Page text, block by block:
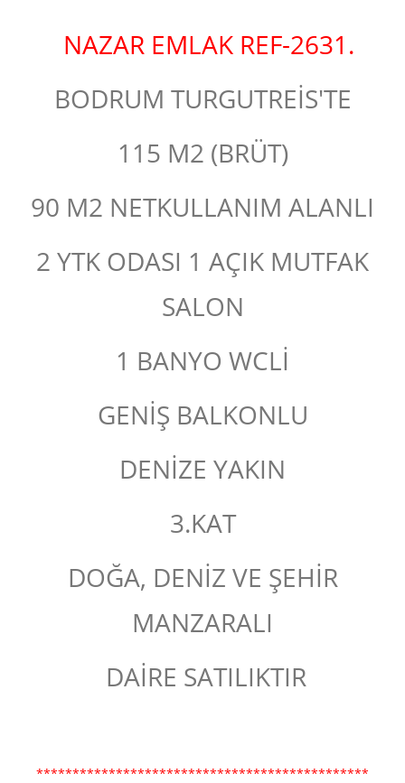
NAZAR EMLAK REF-2631.
BODRUM TURGUTREİS'TE
115 M2 (BRÜT)
90 M2 NETKULLANIM ALANLI
2 YTK ODASI 1 AÇIK MUTFAK
SALON
1 BANYO WCLİ
GENİŞ BALKONLU
DENİZE YAKIN
3.KAT
DOĞA, DENİZ VE ŞEHİR
MANZARALI
DAİRE SATILIKTIR
**********************************************